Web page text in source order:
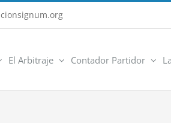
El Arbitraje Contador Partidor